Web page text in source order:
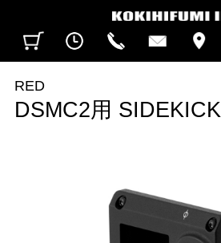
RED
DSMC2用 SIDEKICK